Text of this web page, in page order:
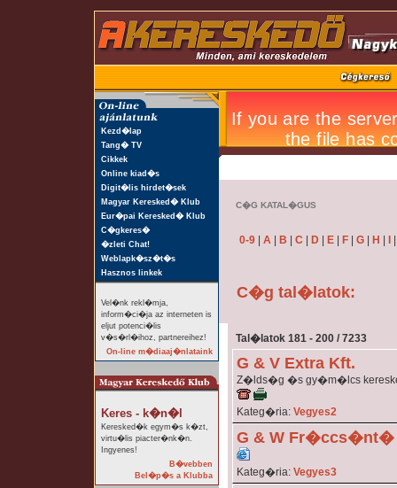
Kezd�lap
Tang� TV
Cikkek
Online kiad�s
Digit�lis hirdet�sek
Magyar Keresked� Klub
Eur�pai Keresked� Klub
C�gkeres�
�zleti Chat!
Weblapk�sz�t�s
Hasznos linkek
Vel�nk rekl�mja,
inform�ci�ja az interneten is
eljut potenci�lis
v�s�rl�ihoz, partnereihez!
On-line m�diaaj�nlataink
Keres - k�n�l
Keresked�k egym�s k�zt,
virtu�lis piacter�nk�n.
Ingyenes!
B�vebben
Bel�p�s a Klubba
C�G KATAL�GUS
0-9 A B C D E F G H
C�g tal�latok:
Tal�latok 181 - 200 / 7233
G & V Extra Kft.
Z�lds�g �s gy�m�lcs
Kateg�ria: Vegyes2
G & W Fr�ccs�nt�
Kateg�ria: Vegyes3